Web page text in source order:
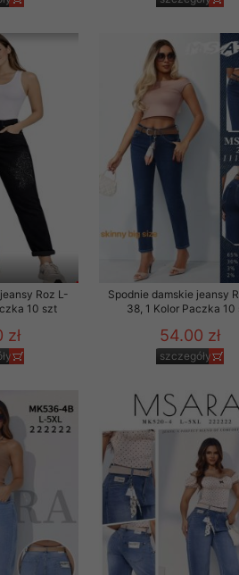
Roz L-
10 szt
zł
Spodnie damskie jeansy
38, 1 Kolor Paczka 10
54.00 zł
szczegóły